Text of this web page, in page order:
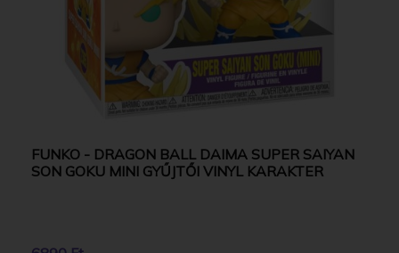
FUNKO - DRAGON BALL DAIMA SUPER SAIYAN
SON GOKU MINI GYŰJTŐI VINYL KARAKTER